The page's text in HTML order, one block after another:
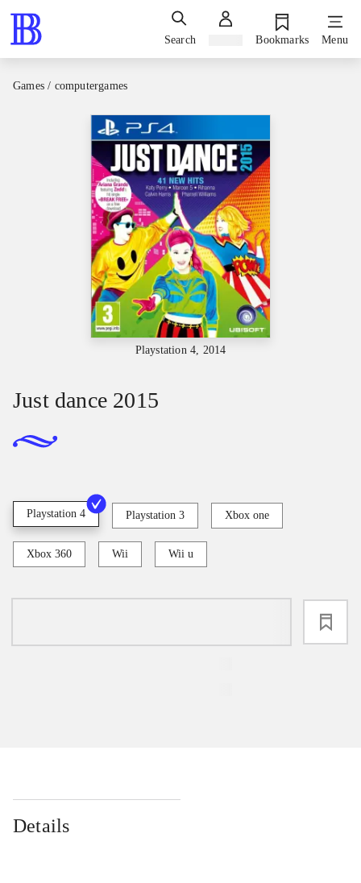
Search Bookmarks Menu
Games / computergames
Playstation 4, 2014
Just dance 2015
Playstation 4 Playstation 3 Xbox one
Xbox 360 Wii Wii u
Details